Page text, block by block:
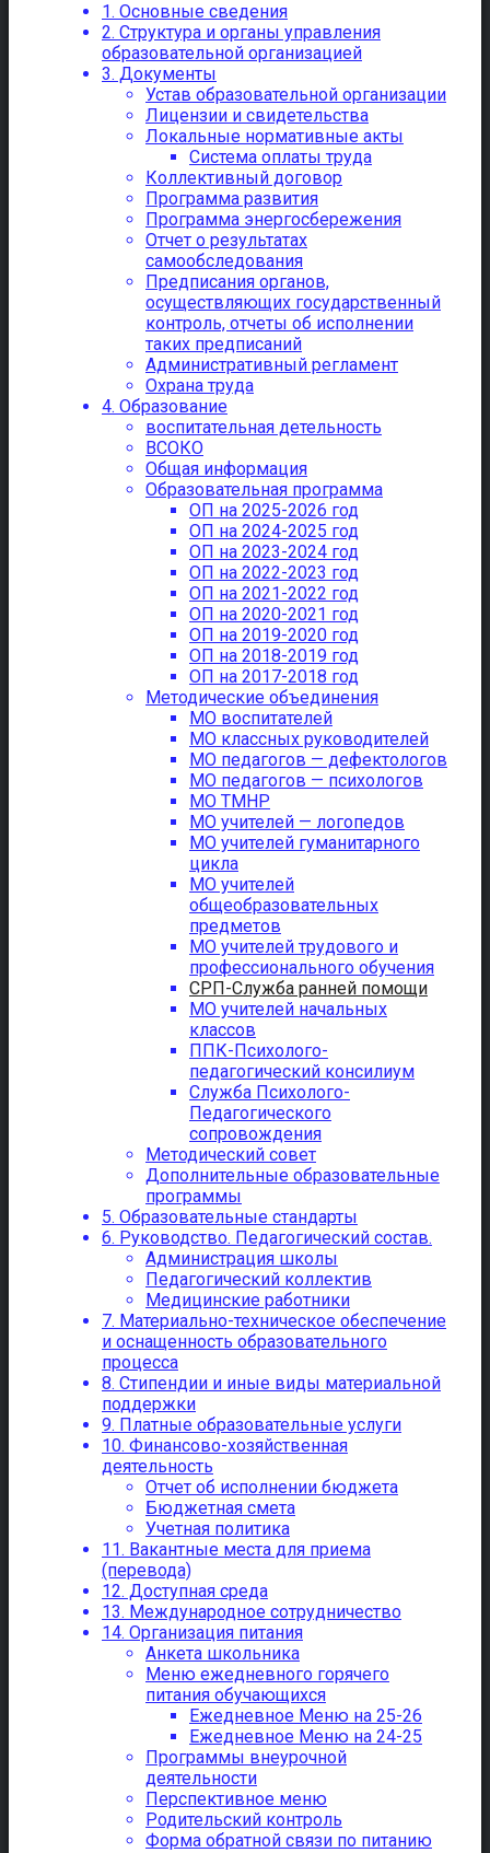
1. Основные сведения
2. Структура и органы управления
образовательной организацией
3. Документы
Устав образовательной организации
Лицензии и свидетельства
Локальные нормативные акты
Система оплаты труда
Коллективный договор
Программа развития
Программа энергосбережения
Отчет о результатах
самообследования
Предписания органов,
осуществляющих государственный
контроль, отчеты об исполнении
таких предписаний
Административный регламент
Охрана труда
4. Образование
воспитательная детельность
ВСОКО
Общая информация
Образовательная программа
ОП на 2025-2026 год
ОП на 2024-2025 год
ОП на 2023-2024 год
ОП на 2022-2023 год
ОП на 2021-2022 год
ОП на 2020-2021 год
ОП на 2019-2020 год
ОП на 2018-2019 год
ОП на 2017-2018 год
Методические объединения
МО воспитателей
МО классных руководителей
МО педагогов — дефектологов
МО педагогов — психологов
МО ТМНР
МО учителей — логопедов
МО учителей гуманитарного
цикла
МО учителей
общеобразовательных
предметов
МО учителей трудового и
профессионального обучения
СРП-Служба ранней помощи
МО учителей начальных
классов
ППК-Психолого-
педагогический консилиум
Служба Психолого-
Педагогического
сопровождения
Методический совет
Дополнительные образовательные
программы
5. Образовательные стандарты
6. Руководство. Педагогический состав.
Администрация школы
Педагогический коллектив
Медицинские работники
7. Материально-техническое обеспечение
и оснащенность образовательного
процесса
8. Стипендии и иные виды материальной
поддержки
9. Платные образовательные услуги
10. Финансово-хозяйственная
деятельность
Отчет об исполнении бюджета
Бюджетная смета
Учетная политика
11. Вакантные места для приема
(перевода)
12. Доступная среда
13. Международное сотрудничество
14. Организация питания
Анкета школьника
Меню ежедневного горячего
питания обучающихся
Ежедневное Меню на 25-26
Ежедневное Меню на 24-25
Программы внеурочной
деятельности
Перспективное меню
Родительский контроль
Форма обратной связи по питанию